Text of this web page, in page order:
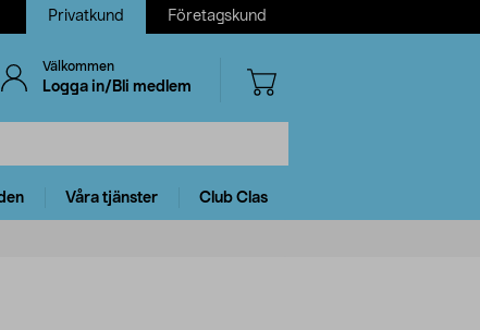
Privatkund Företagskund
Välkommen
Logga in/Bli medlem
Våra tjänster Club Clas